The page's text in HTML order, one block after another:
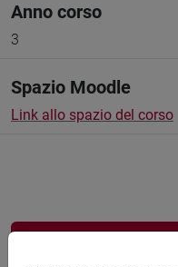
Anno corso
3
Spazio Moodle
Link allo spazio del corso